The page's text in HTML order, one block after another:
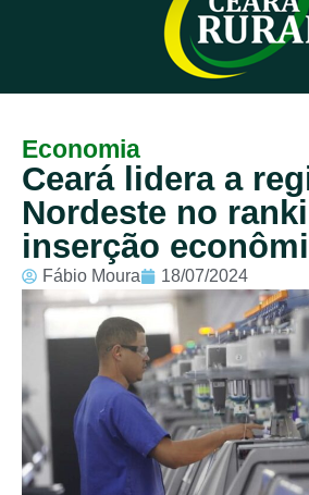
Sobre
Economia
Ceará lidera a
Nordeste no
inserção
Fábio Moura 18/07/2024